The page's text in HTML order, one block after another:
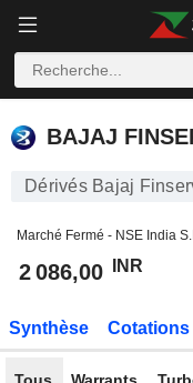
BAJAJ FINSERV
BAJAJ
Dérivés Bajaj
Marché Fermé - NSE India
2 086,00 INR
Synthèse Cotations